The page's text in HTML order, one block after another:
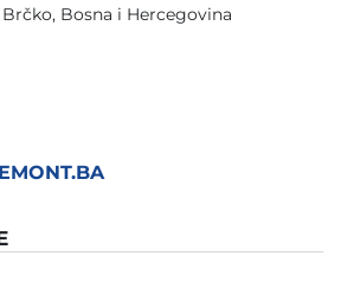
Brčko, Bosna i Hercegovina